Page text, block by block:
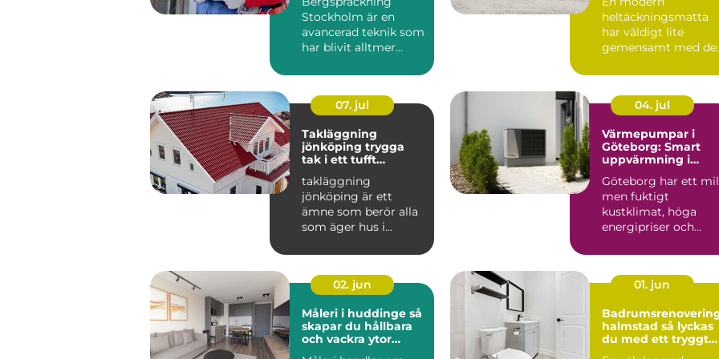
Stockholm är en
avancerad teknik som
har blivit alltmer
heltäckningsmatta
har väldigt lite
gemensamt med
och 80talet. Ida...
07. jul
Takläggning
jönköping trygga
tak i ett tufft
takläggning
jönköping är ett
ämne som berör alla
som äger hus i
Taket är huset...
04. jul
Värmepumpar i
Göteborg: Smart
uppvärmning i
Göteborg har ett
men fuktigt
kustklimat, höga
energipriser och
02. jun
Måleri i huddinge så
skapar du hållbara
och vackra ytor
01. jun
halmstad så lyckas
du med ett tryggt